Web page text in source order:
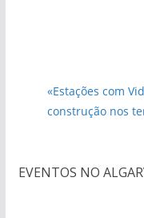
«Estações com
construção nos
EVENTOS NO